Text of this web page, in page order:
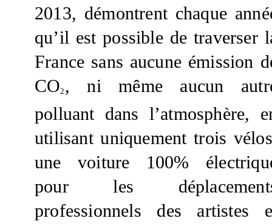
2013, démontrent chaque
qu’il est possible de traverser
France sans aucune émission
CO2 , ni même aucun
polluant dans l’atmosphère,
utilisant uniquement trois
une voiture 100%
pour les
professionnels des artistes